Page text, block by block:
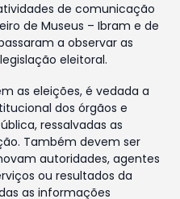
de comunicação
de Museus – Ibram e de
a observar as
eleitoral.
as eleições, é vedada a
dos órgãos e
ressalvadas as
Também devem ser
autoridades, agentes
ou resultados da
as informações